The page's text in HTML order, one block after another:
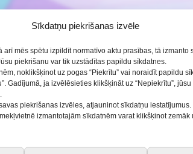
Sīkdatņu piekrišanas izvēle
arī mēs spētu izpildīt normatīvo aktu prasības, tā izmanto
piekrišanu var tik uzstādītas papildu sīkdatnes.
noklikšķinot uz pogas “Piekrītu” vai noraidīt papildu
Gadījumā, ja izvēlēsieties klikšķināt uz “Nepiekrītu”,
piekrišanas izvēles, atjauninot sīkdatņu iestatījumus.
izmantotajām sīkdatnēm varat klikšķinot zemāk
& Brave
us, 80MA